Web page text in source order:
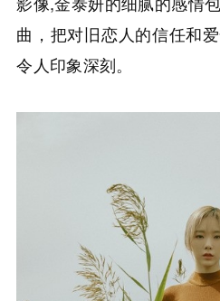
曲，把对旧恋人的信任和
令人印象深刻。